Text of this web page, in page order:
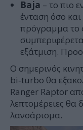
Baja – το πιο
ένταση όσο
πρόγραμμα το
εξάτμιση.
Ο σημερινός
bi‑turbo θα
Ranger Raptor
λεπτομέρειες θα
λανσάρισμα.